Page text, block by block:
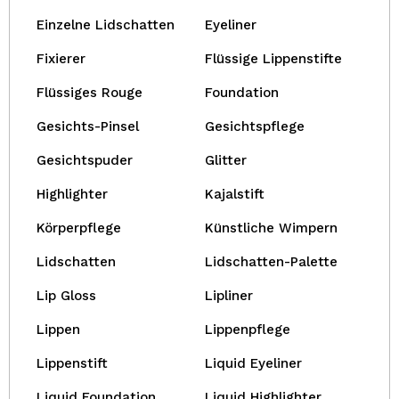
Einzelne Lidschatten Eyeliner
Fixierer Flüssige Lippenstifte
Flüssiges Rouge Foundation
Gesichts-Pinsel Gesichtspflege
Gesichtspuder Glitter
Highlighter Kajalstift
Körperpflege Künstliche Wimpern
Lidschatten Lidschatten-Palette
Lip Gloss Lipliner
Lippen Lippenpflege
Lippenstift Liquid Eyeliner